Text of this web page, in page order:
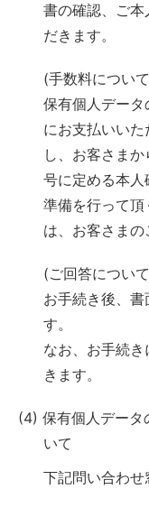
書の確認、ご
だきます。
(手数料につい
保有個人デー
にお支払いい
し、お客さま
号に定める本
準備を行って
は、お客さまの
(ご回答につい
お手続き後、
す。
なお、お手続
きます。
(4) 保有個人データ
いて
下記問い合わせ